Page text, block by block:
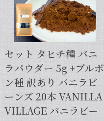
セット タヒチ種 バニ
ラパウダー 5g +ブルボ
ン種 訳あり バニラビ
ーンズ 20本 VANILLA
VILLAGE バニラビー